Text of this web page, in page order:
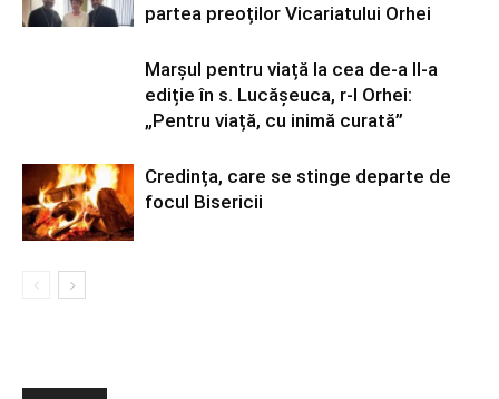
partea preoților Vicariatului Orhei
Marșul pentru viață la cea de-a II-a
ediție în s. Lucășeuca, r-l Orhei:
„Pentru viață, cu inimă curată”
Credința, care se stinge departe de
focul Bisericii